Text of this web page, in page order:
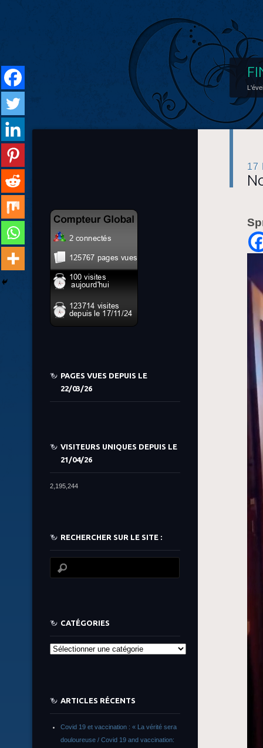
17
PAGES VUES DEPUIS LE
22/03/26
VISITEURS UNIQUES DEPUIS LE
21/04/26
2,195,244
RECHERCHER SUR LE SITE :
CATÉGORIES
Catégories
ARTICLES RÉCENTS
Covid 19 et vaccination : « La vérité sera
douloureuse / Covid 19 and vaccination: